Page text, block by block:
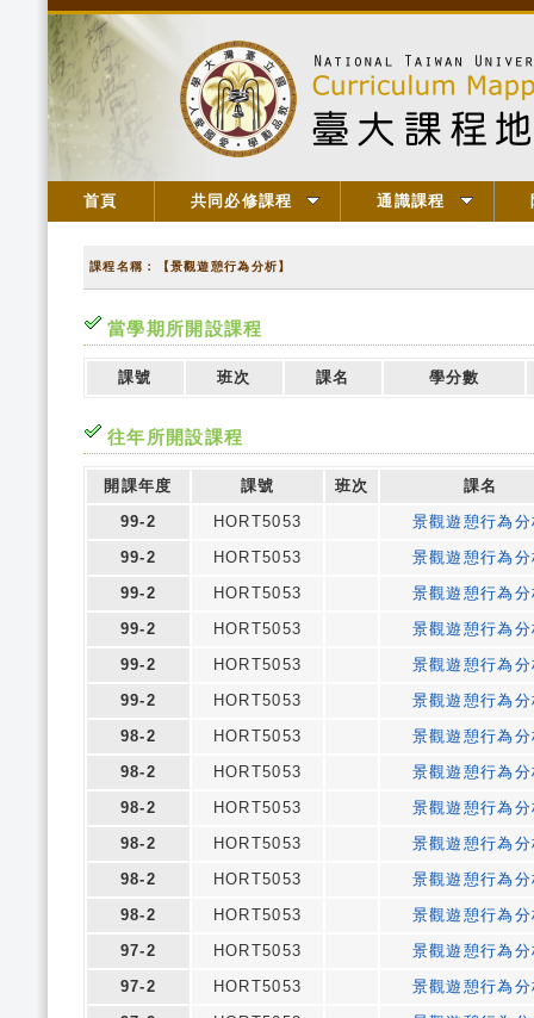
首頁 共同必修課程 通識課程
課程名稱：【景觀遊憩行為分析】
當學期所開設課程
課號 班次 課名 學分數
往年所開設課程
開課年度 課號 班次
課名
99-2
HORT5053
景觀遊憩行為
99-2
HORT5053
景觀遊憩行為
99-2
HORT5053
景觀遊憩行為
99-2
HORT5053
景觀遊憩行為
99-2
HORT5053
景觀遊憩行為
99-2
HORT5053
景觀遊憩行為
98-2
HORT5053
景觀遊憩行為
98-2
HORT5053
景觀遊憩行為
98-2
HORT5053
景觀遊憩行為
98-2
HORT5053
景觀遊憩行為
98-2
HORT5053
景觀遊憩行為
98-2
HORT5053
景觀遊憩行為
97-2
HORT5053
景觀遊憩行為
97-2
HORT5053
景觀遊憩行為